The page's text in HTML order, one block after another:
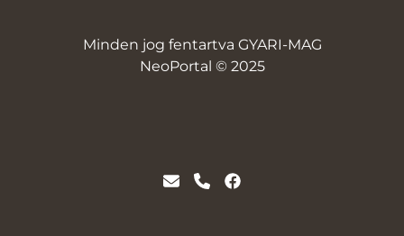
Minden jog fentartva GYARI-MAG
NeoPortal © 2025